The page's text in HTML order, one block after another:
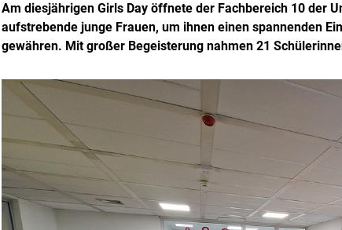
Am diesjährigen Girls Day öffnete der Fachbereich 10 der
aufstrebende junge Frauen, um ihnen einen spannenden
gewähren. Mit großer Begeisterung nahmen 21